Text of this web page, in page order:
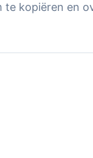
kopiëren en